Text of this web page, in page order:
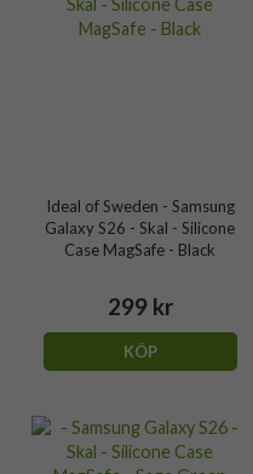
Ideal of Sweden - Samsung
Galaxy S26 - Skal - Silicone
Case MagSafe - Black
299 kr
KÖP